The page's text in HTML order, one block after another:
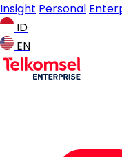
Insight Personal
ID
EN